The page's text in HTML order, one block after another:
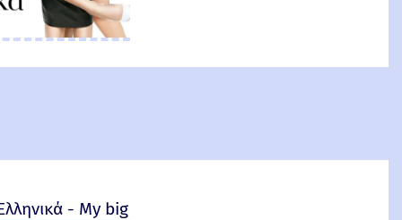
- My big fat Greek wedding - 2002